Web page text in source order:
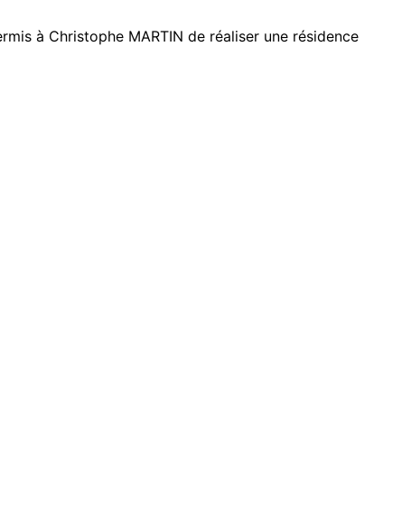
à Christophe MARTIN de réaliser une résidence